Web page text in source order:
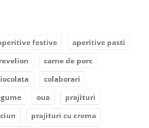
festive
aperitive pasti
carne de porc
colaborari
oua
prajituri
prajituri cu crema